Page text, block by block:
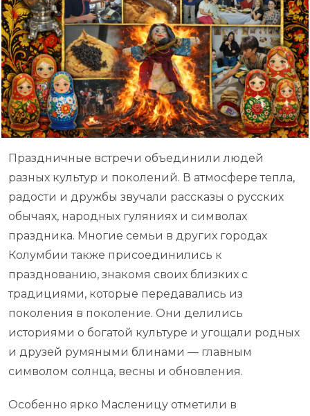
Праздничные встречи объединили людей
разных культур и поколений. В атмосфере тепла,
радости и дружбы звучали рассказы о русских
обычаях, народных гуляниях и символах
праздника. Многие семьи в других городах
Колумбии также присоединились к
празднованию, знакомя своих близких с
традициями, которые передавались из
поколения в поколение. Они делились
историями о богатой культуре и угощали родных
и друзей румяными блинами — главным
символом солнца, весны и обновления.
Особенно ярко Масленицу отметили в